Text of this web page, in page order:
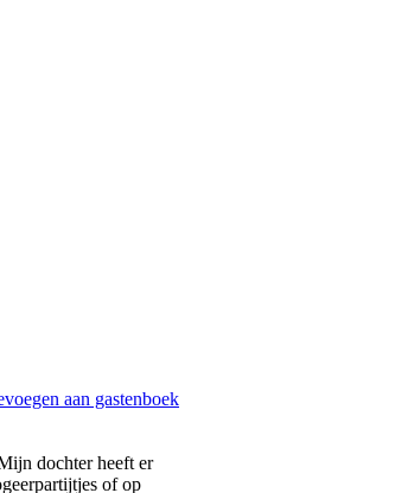
aan gastenboek
dochter heeft er
of op